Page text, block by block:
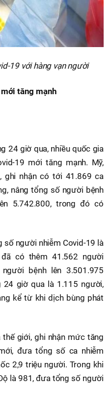
19 với hàng vạn người
tăng mạnh
24 giờ qua, nhiều quốc gia
19 mới tăng mạnh. Mỹ,
ghi nhận có tới 41.869 ca
nâng tổng số người bệnh
5.742.800, trong đó có
người nhiễm Covid-19 là
có thêm 41.562 người
bệnh lên 3.501.975
giờ qua là 1.115 người,
kể từ khi dịch bùng phát
giới, ghi nhận mức tăng
đưa tổng số ca nhiễm
2,9 triệu người. Trong khi
là 981, đưa tổng số người